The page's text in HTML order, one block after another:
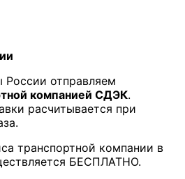
отправляем
компанией СДЭК.
расчитывается при
транспортной компании в
БЕСПЛАТНО.